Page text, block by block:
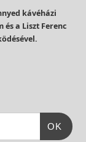
kávéházi
és a Liszt Ferenc
OK